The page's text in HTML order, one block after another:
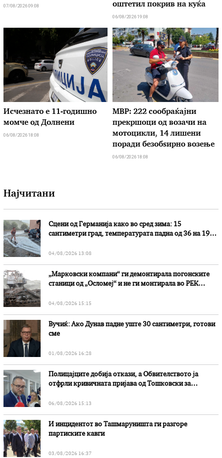
07/08/2026 09:08
оштетил покрив на куќа
06/08/2026 19:08
Исчезнато е 11-годишно
момче од Долнени
06/08/2026 18:08
МВР: 222 сообраќајни
прекршоци од возачи на
мотоцикли, 14 лишени
поради безобѕирно возење
06/08/2026 18:08
Најчитани
Сцени од Германија како во сред зима: 15
сантиметри град, температурата падна од 36 на 19
04/08/2026 13:08
„Марковски компани“ ги демонтирала погонските
станици од „Осломеј“ и не ги монтирала во РЕК
04/08/2026 15:15
Вучиќ: Ако Дунав падне уште 30 сантиметри, готови
сме
01/08/2026 16:28
Полицајците добија откази, а Обвителството ја
отфрли кривичната пријава од Тошковски за
06/08/2026 15:13
И инцидентот во Ташмаруништa ги разгоре
партиските кавги
03/08/2026 16:37